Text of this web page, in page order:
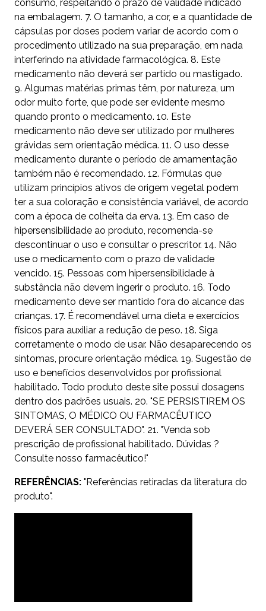
consumo, respeitando o prazo de validade indicado
na embalagem. 7. O tamanho, a cor, e a quantidade de
cápsulas por doses podem variar de acordo com o
procedimento utilizado na sua preparação, em nada
interferindo na atividade farmacológica. 8. Este
medicamento não deverá ser partido ou mastigado.
9. Algumas matérias primas têm, por natureza, um
odor muito forte, que pode ser evidente mesmo
quando pronto o medicamento. 10. Este
medicamento não deve ser utilizado por mulheres
grávidas sem orientação médica. 11. O uso desse
medicamento durante o período de amamentação
também não é recomendado. 12. Fórmulas que
utilizam princípios ativos de origem vegetal podem
ter a sua coloração e consistência variável, de acordo
com a época de colheita da erva. 13. Em caso de
hipersensibilidade ao produto, recomenda-se
descontinuar o uso e consultar o prescritor. 14. Não
use o medicamento com o prazo de validade
vencido. 15. Pessoas com hipersensibilidade à
substância não devem ingerir o produto. 16. Todo
medicamento deve ser mantido fora do alcance das
crianças. 17. É recomendável uma dieta e exercícios
físicos para auxiliar a redução de peso. 18. Siga
corretamente o modo de usar. Não desaparecendo os
sintomas, procure orientação médica. 19. Sugestão de
uso e benefícios desenvolvidos por profissional
habilitado. Todo produto deste site possui dosagens
dentro dos padrões usuais. 20. "SE PERSISTIREM OS
SINTOMAS, O MÉDICO OU FARMACÊUTICO
DEVERÁ SER CONSULTADO". 21. "Venda sob
prescrição de profissional habilitado. Dúvidas ?
Consulte nosso farmacêutico!"
REFERÊNCIAS: "Referências retiradas da literatura do
produto".